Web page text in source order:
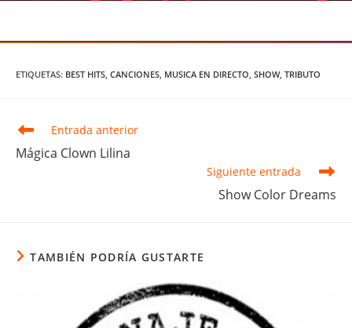
ETIQUETAS: BEST HITS CANCIONES MUSICA EN DIRECTO SHOW, TRIBUTO
Leer
artículos
Entrada anterior
Mágica Clown Lilina
Siguiente entrada
Show Color Dreams
TAMBIÉN PODRÍA GUSTARTE